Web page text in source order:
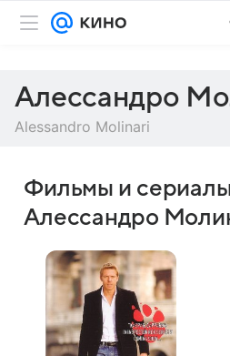
Алессандро
Alessandro Molinari
Фильмы и
Алессандро